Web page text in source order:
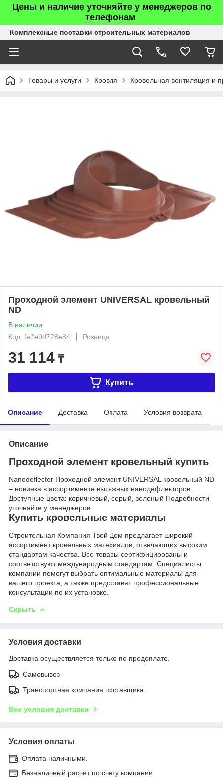
Цены и наличие уточняйте у менеджеров по
телефонам
Комплексные поставки строительных материалов
Товары и услуги Кровля Кровельная вентиляция и
Проходной элемент UNIVERSAL кровельный
ND
В наличии
Код: fe2e9d728e84
Розница
31 114 ₸
Купить
Описание Доставка Оплата Условия возврата
Описание
Проходной элемент кровельный купить
Nanodeflector Проходной элемент UNIVERSAL кровельный ND
– новинка в ассортименте вытяжных нанодефлекторов.
Доступные цвета: коричневый, серый, зеленый Подробности
уточняйте у менеджеров.
Купить кровельные материалы
Строительная Компания Твой Дом предлагает широкий
ассортимент кровельных материалов, отвечающих высоким
стандартам качества. Все товары сертифицированы и
соответствуют международным стандартам. Специалисты
компании помогут выбрать оптимальные материалы для
вашего проекта, а также предоставят профессиональные
консультации по их установке.
Скрыть
Условия доставки
Доставка осуществляется только по предоплате.
Самовывоз
Транспортная компания поставщика.
Все условия доставки
Условия оплаты
Оплата наличными.
Безналичный расчет по счету компании.